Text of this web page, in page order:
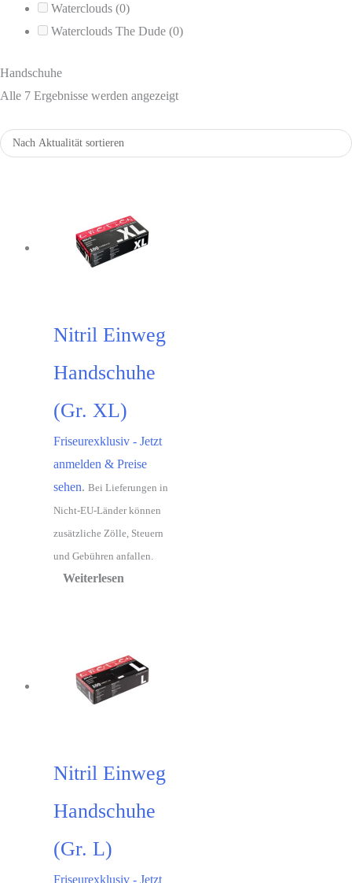
Waterclouds (0)
Waterclouds The Dude (0)
Handschuhe
Alle 7 Ergebnisse werden angezeigtNach
Nitril Einweg
Handschuhe
(Gr. XL)
Friseurexklusiv - Jetzt
anmelden & Preise
sehen. Bei Lieferungen in
Nicht-EU-Länder können
zusätzliche Zölle, Steuern
und Gebühren anfallen.
Weiterlesen
Nitril Einweg
Handschuhe
(Gr. L)
Friseurexklusiv - Jetzt